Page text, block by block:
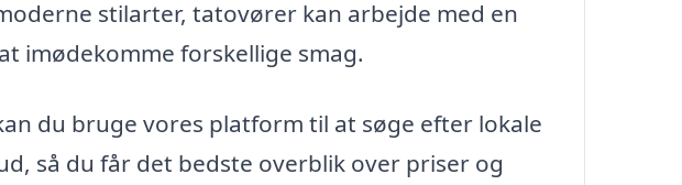
stilarter, tatovører kan arbejde med en
imødekomme forskellige smag.
du bruge vores platform til at søge efter lokale
så du får det bedste overblik over priser og